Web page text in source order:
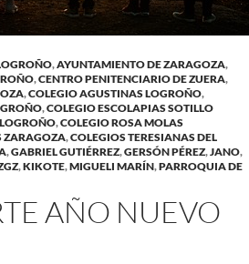
,AYUNTAMIENTO DE ZARAGOZA,
,CENTRO PENITENCIARIO DE ZUERA,
,COLEGIO AGUSTINAS LOGROÑO,
,COLEGIO ESCOLAPIAS SOTILLO
,COLEGIO ROSA MOLAS
ZARAGOZA,COLEGIOS TERESIANAS DEL
,GABRIEL GUTIÉRREZ,GERSÓN PÉREZ,JANO,
,KIKOTE,MIGUELI MARÍN,PARROQUIA DE
AÑO NUEVO